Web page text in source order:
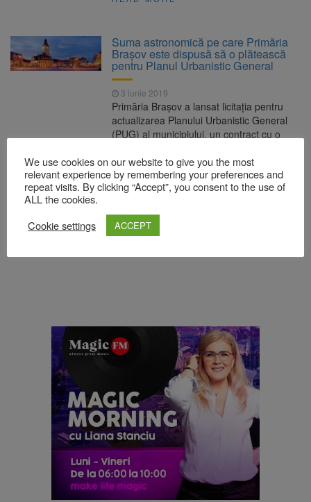
Suma astronomică pe care Primăria
Braşov este dispusă să o plătească
pentru Planul Urbanistic General
3 iunie 2019
Primăria Brașov a lansat licitația pentru
actualizarea Planului Urbanistic General
(PUG) al municipiului, un contract cu o
(5.000.000 lei, fără TVA), finanțarea fiind
asigurată de la bugetul local.Conform
anunțului postat pe platforma electronică
consultanții interesați sunt așteptate până
în 5 iulie 2019, […]
We use cookies on our website to give you the most
relevant experience by remembering your preferences and
repeat visits. By clicking “Accept”, you consent to the use of
ALL the cookies.
Cookie settings
ACCEPT